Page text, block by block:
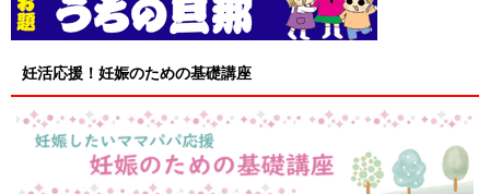
妊活応援！妊娠のための基礎講座